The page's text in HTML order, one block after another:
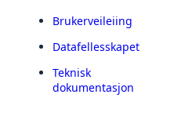
Brukerveileiing
Datafellesskapet
Teknisk
dokumentasjon